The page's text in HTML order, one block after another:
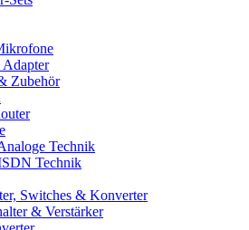
Zubehör
Technik
Technik
Switches & Konverter
& Verstärker